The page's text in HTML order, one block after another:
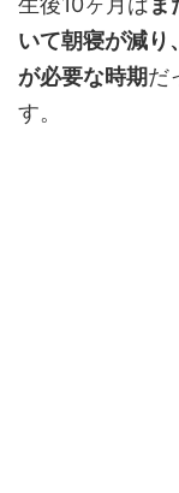
いて朝寝が減り
が必要な時期だ
す。